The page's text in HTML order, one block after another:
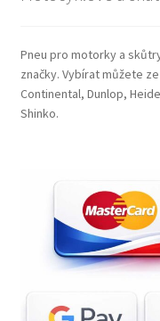
Pneu pro motorky a
značky. Vybírat můžete
Continental, Dunlop,
Shinko.